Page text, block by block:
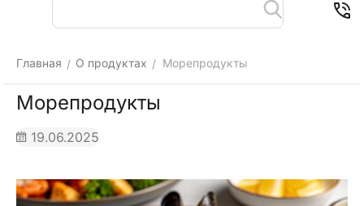
Главная / О продуктах / Морепродукты
Морепродукты
19.06.2025